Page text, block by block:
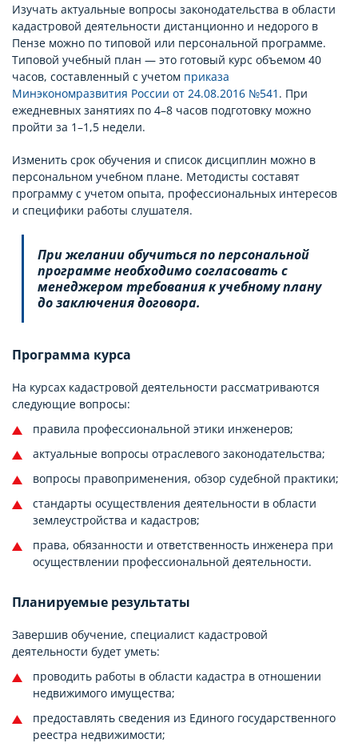
Изучать актуальные вопросы законодательства в области
кадастровой деятельности дистанционно и недорого в
Пензе можно по типовой или персональной программе.
Типовой учебный план — это готовый курс объемом 40
часов, составленный с учетом приказа
Минэкономразвития России от 24.08.2016 №541 . При
ежедневных занятиях по 4–8 часов подготовку можно
пройти за 1–1,5 недели.
Изменить срок обучения и список дисциплин можно в
персональном учебном плане. Методисты составят
программу с учетом опыта, профессиональных интересов
и специфики работы слушателя.
При желании обучиться по персональной
программе необходимо согласовать с
менеджером требования к учебному плану
до заключения договора.
Программа курса
На курсах кадастровой деятельности рассматриваются
следующие вопросы:
правила профессиональной этики инженеров;
актуальные вопросы отраслевого законодательства;
вопросы правоприменения, обзор судебной практики;
стандарты осуществления деятельности в области
землеустройства и кадастров;
права, обязанности и ответственность инженера при
осуществлении профессиональной деятельности.
Планируемые результаты
Завершив обучение, специалист кадастровой
деятельности будет уметь:
проводить работы в области кадастра в отношении
недвижимого имущества;
предоставлять сведения из Единого государственного
реестра недвижимости;